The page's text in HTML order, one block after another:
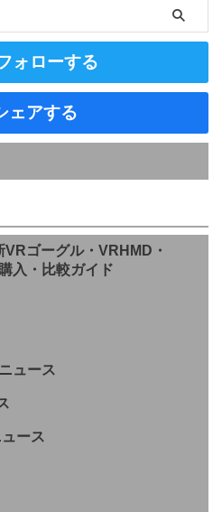
ォローする
ェアする
VRゴーグル・VRHMD・
入・比較ガイド
ュース
ース